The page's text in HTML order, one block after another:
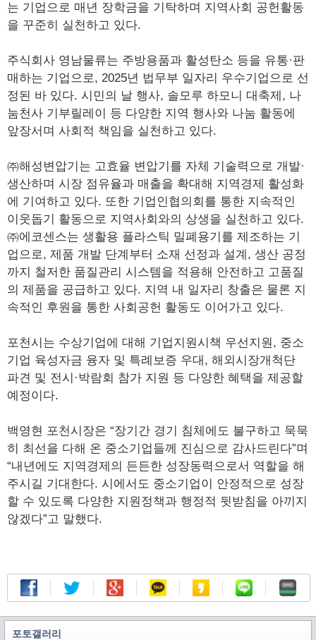
는 기업으로 매년 장학금을 기탁하며 지역사회 공헌활동
을 꾸준히 실천하고 있다.
주식회사 영남물류는 주방용품과 활성탄소 등을 유통·판
매하는 기업으로, 2025년 법무부 일자리 우수기업으로 선
정된 바 있다. 시민의 날 행사, 솔모루 하모니 대축제, 나
눔천사 기부릴레이 등 다양한 지역 행사와 나눔 활동에
앞장서며 사회적 책임을 실천하고 있다.
㈜해성변압기는 고효율 변압기를 자체 기술력으로 개발·
생산하며 시장 점유율과 매출을 확대해 지역경제 활성화
에 기여하고 있다. 또한 기업인협의회를 통한 지속적인
이웃돕기 활동으로 지역사회와의 상생을 실천하고 있다.
㈜에코센스는 생활용 플라스틱 밀폐용기를 제조하는 기
업으로, 제품 개발 단계부터 소재 선정과 설계, 생산 공정
까지 철저한 품질관리 시스템을 적용해 안전하고 고품질
의 제품을 공급하고 있다. 지역 내 일자리 창출은 물론 지
속적인 후원을 통한 사회공헌 활동도 이어가고 있다.
포천시는 수상기업에 대해 기업지원시책 우선지원, 중소
기업 육성자금 융자 및 특례보증 우대, 해외시장개척단
파견 및 전시·박람회 참가 지원 등 다양한 혜택을 제공할
예정이다.
백영현 포천시장은 “장기간 경기 침체에도 불구하고 묵묵
히 최선을 다해 온 중소기업들께 진심으로 감사드린다”며
“내년에도 지역경제의 든든한 성장동력으로서 역할을 해
주시길 기대한다. 시에서도 중소기업이 안정적으로 성장
할 수 있도록 다양한 지원정책과 행정적 뒷받침을 아끼지
않겠다”고 말했다.
포토갤러리